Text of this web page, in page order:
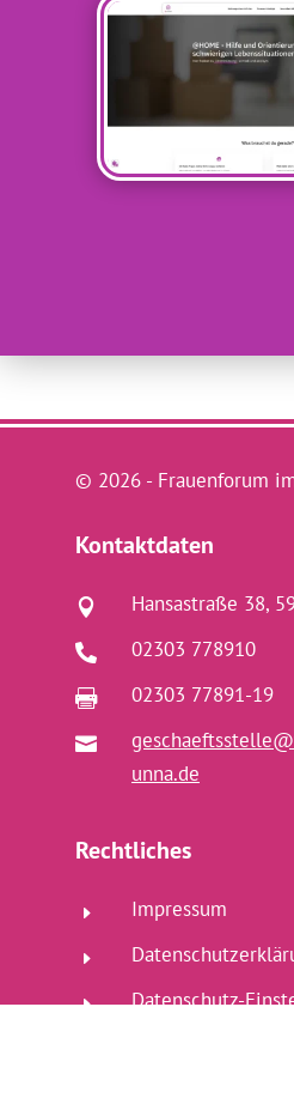
© 2026 - Frauenforum
Kontaktdaten
 Hansastraße 38,
 02303 778910
 02303 77891-19

unna.de
Rechtliches
E Impressum
E
E Datenschutz-